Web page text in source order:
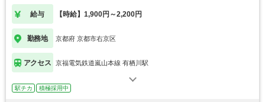
でき
給与 【時給】1,900円～2,200円
勤務地 京都府 京都市右京区
アクセス 京福電気鉄道嵐山本線 有栖川駅
駅チカ 積極採用中